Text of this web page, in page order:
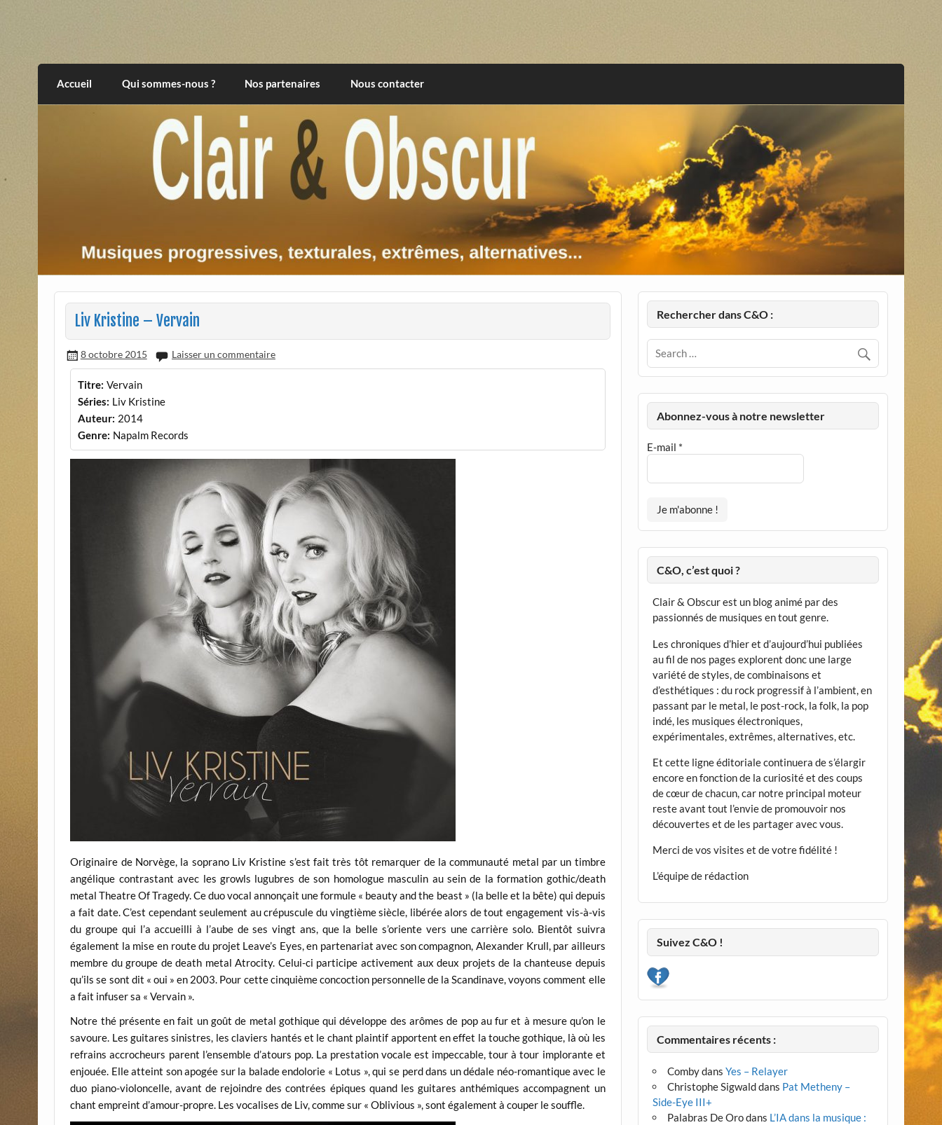
Clair et Obscur
Accueil Qui sommes-nous ? Nos partenaires Nous contacter
Liv Kristine – Vervain
8 octobre 2015 Laisser un commentaire
Titre: Vervain
Séries: Liv Kristine
Auteur: 2014
Genre: Napalm Records
Originaire de Norvège, la soprano Liv Kristine s’est fait très tôt remarquer de la communauté metal par un timbre
angélique contrastant avec les growls lugubres de son homologue masculin au sein de la formation gothic/death
metal Theatre Of Tragedy. Ce duo vocal annonçait une formule « beauty and the beast » (la belle et la bête) qui depuis
a fait date. C’est cependant seulement au crépuscule du vingtième siècle, libérée alors de tout engagement vis-à-vis
du groupe qui l’a accueilli à l’aube de ses vingt ans, que la belle s’oriente vers une carrière solo. Bientôt suivra
également la mise en route du projet Leave’s Eyes, en partenariat avec son compagnon, Alexander Krull, par ailleurs
membre du groupe de death metal Atrocity. Celui-ci participe activement aux deux projets de la chanteuse depuis
qu’ils se sont dit « oui » en 2003. Pour cette cinquième concoction personnelle de la Scandinave, voyons comment elle
a fait infuser sa « Vervain ».
Notre thé présente en fait un goût de metal gothique qui développe des arômes de pop au fur et à mesure qu’on le
savoure. Les guitares sinistres, les claviers hantés et le chant plaintif apportent en effet la touche gothique, là où les
refrains accrocheurs parent l’ensemble d’atours pop. La prestation vocale est impeccable, tour à tour implorante et
enjouée. Elle atteint son apogée sur la balade endolorie « Lotus », qui se perd dans un dédale néo-romantique avec le
duo piano-violoncelle, avant de rejoindre des contrées épiques quand les guitares anthémiques accompagnent un
chant empreint d’amour-propre. Les vocalises de Liv, comme sur « Oblivious », sont également à couper le souffle.
Rechercher dans C&O :
Abonnez-vous à notre newsletter
E-mail *
C&O, c’est quoi ?
Clair & Obscur est un blog animé par des
passionnés de musiques en tout genre.
Les chroniques d’hier et d’aujourd’hui publiées
au fil de nos pages explorent donc une large
variété de styles, de combinaisons et
d’esthétiques : du rock progressif à l’ambient, en
passant par le metal, le post-rock, la folk, la pop
indé, les musiques électroniques,
expérimentales, extrêmes, alternatives, etc.
Et cette ligne éditoriale continuera de s’élargir
encore en fonction de la curiosité et des coups
de cœur de chacun, car notre principal moteur
reste avant tout l’envie de promouvoir nos
découvertes et de les partager avec vous.
Merci de vos visites et de votre fidélité !
L’équipe de rédaction
Suivez C&O !
Commentaires récents :
CombydansYes – Relayer
Christophe Sigwalddans Pat Metheny –
Side-Eye III+
Palabras De Orodans L’IA dans la musique :